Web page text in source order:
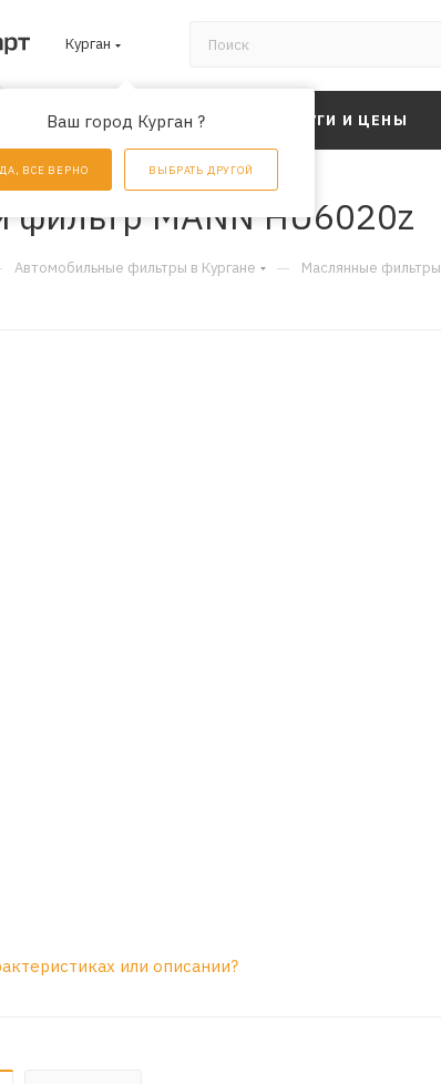
Курган
Ваш город Курган ?
ДА, ВСЕ ВЕРНО ВЫБРАТЬ ДРУГОЙ
АКЦИИ УСЛУГИ И ЦЕНЫ
фильтр MANN HU6020z
Автомобильные фильтры в Кургане — Маслянные фильтры
или описании?